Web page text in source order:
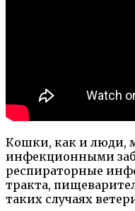
Кошки, как и люди,
инфекционными
респираторные
тракта,
таких случаях